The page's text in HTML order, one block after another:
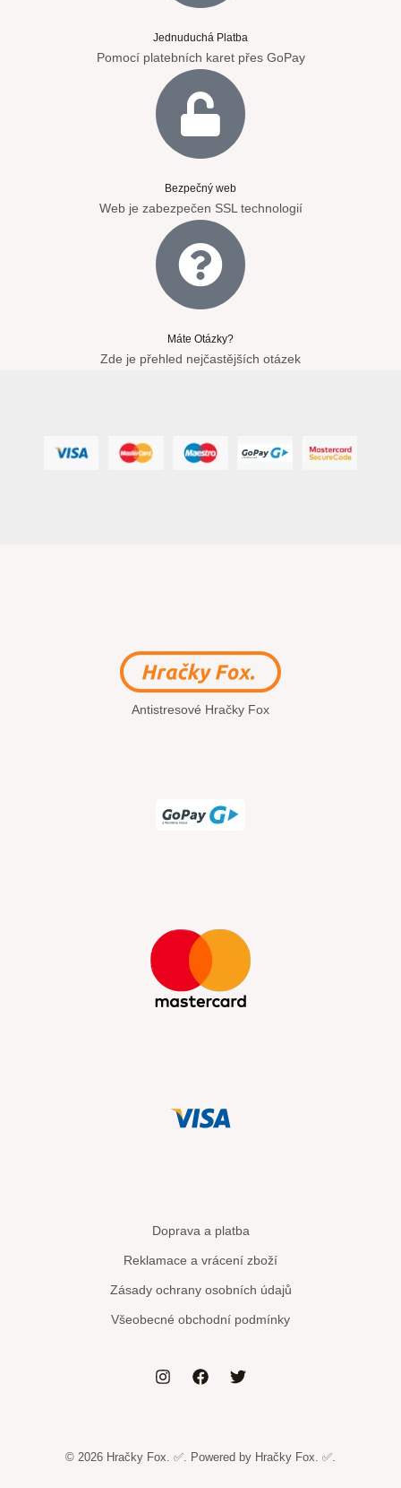
Jednuduchá Platba
Pomocí platebních karet přes GoPay
Bezpečný web
Web je zabezpečen SSL technologií
Máte Otázky?
Zde je přehled nejčastějších otázek
Antistresové Hračky Fox
Doprava a platba
Reklamace a vrácení zboží
Zásady ochrany osobních údajů
Všeobecné obchodní podmínky
© 2026 Hračky Fox. ✅. Powered by Hračky Fox. ✅.